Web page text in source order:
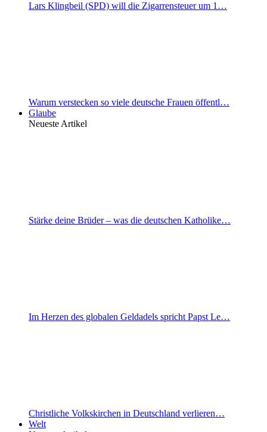
Lars Klingbeil (SPD) will die Zigarrensteuer um 1…
Warum verstecken so viele deutsche Frauen öffentl…
Glaube
Neueste Artikel
Stärke deine Brüder – was die deutschen Katholike…
Im Herzen des globalen Geldadels spricht Papst Le…
Christliche Volkskirchen in Deutschland verlieren…
Welt